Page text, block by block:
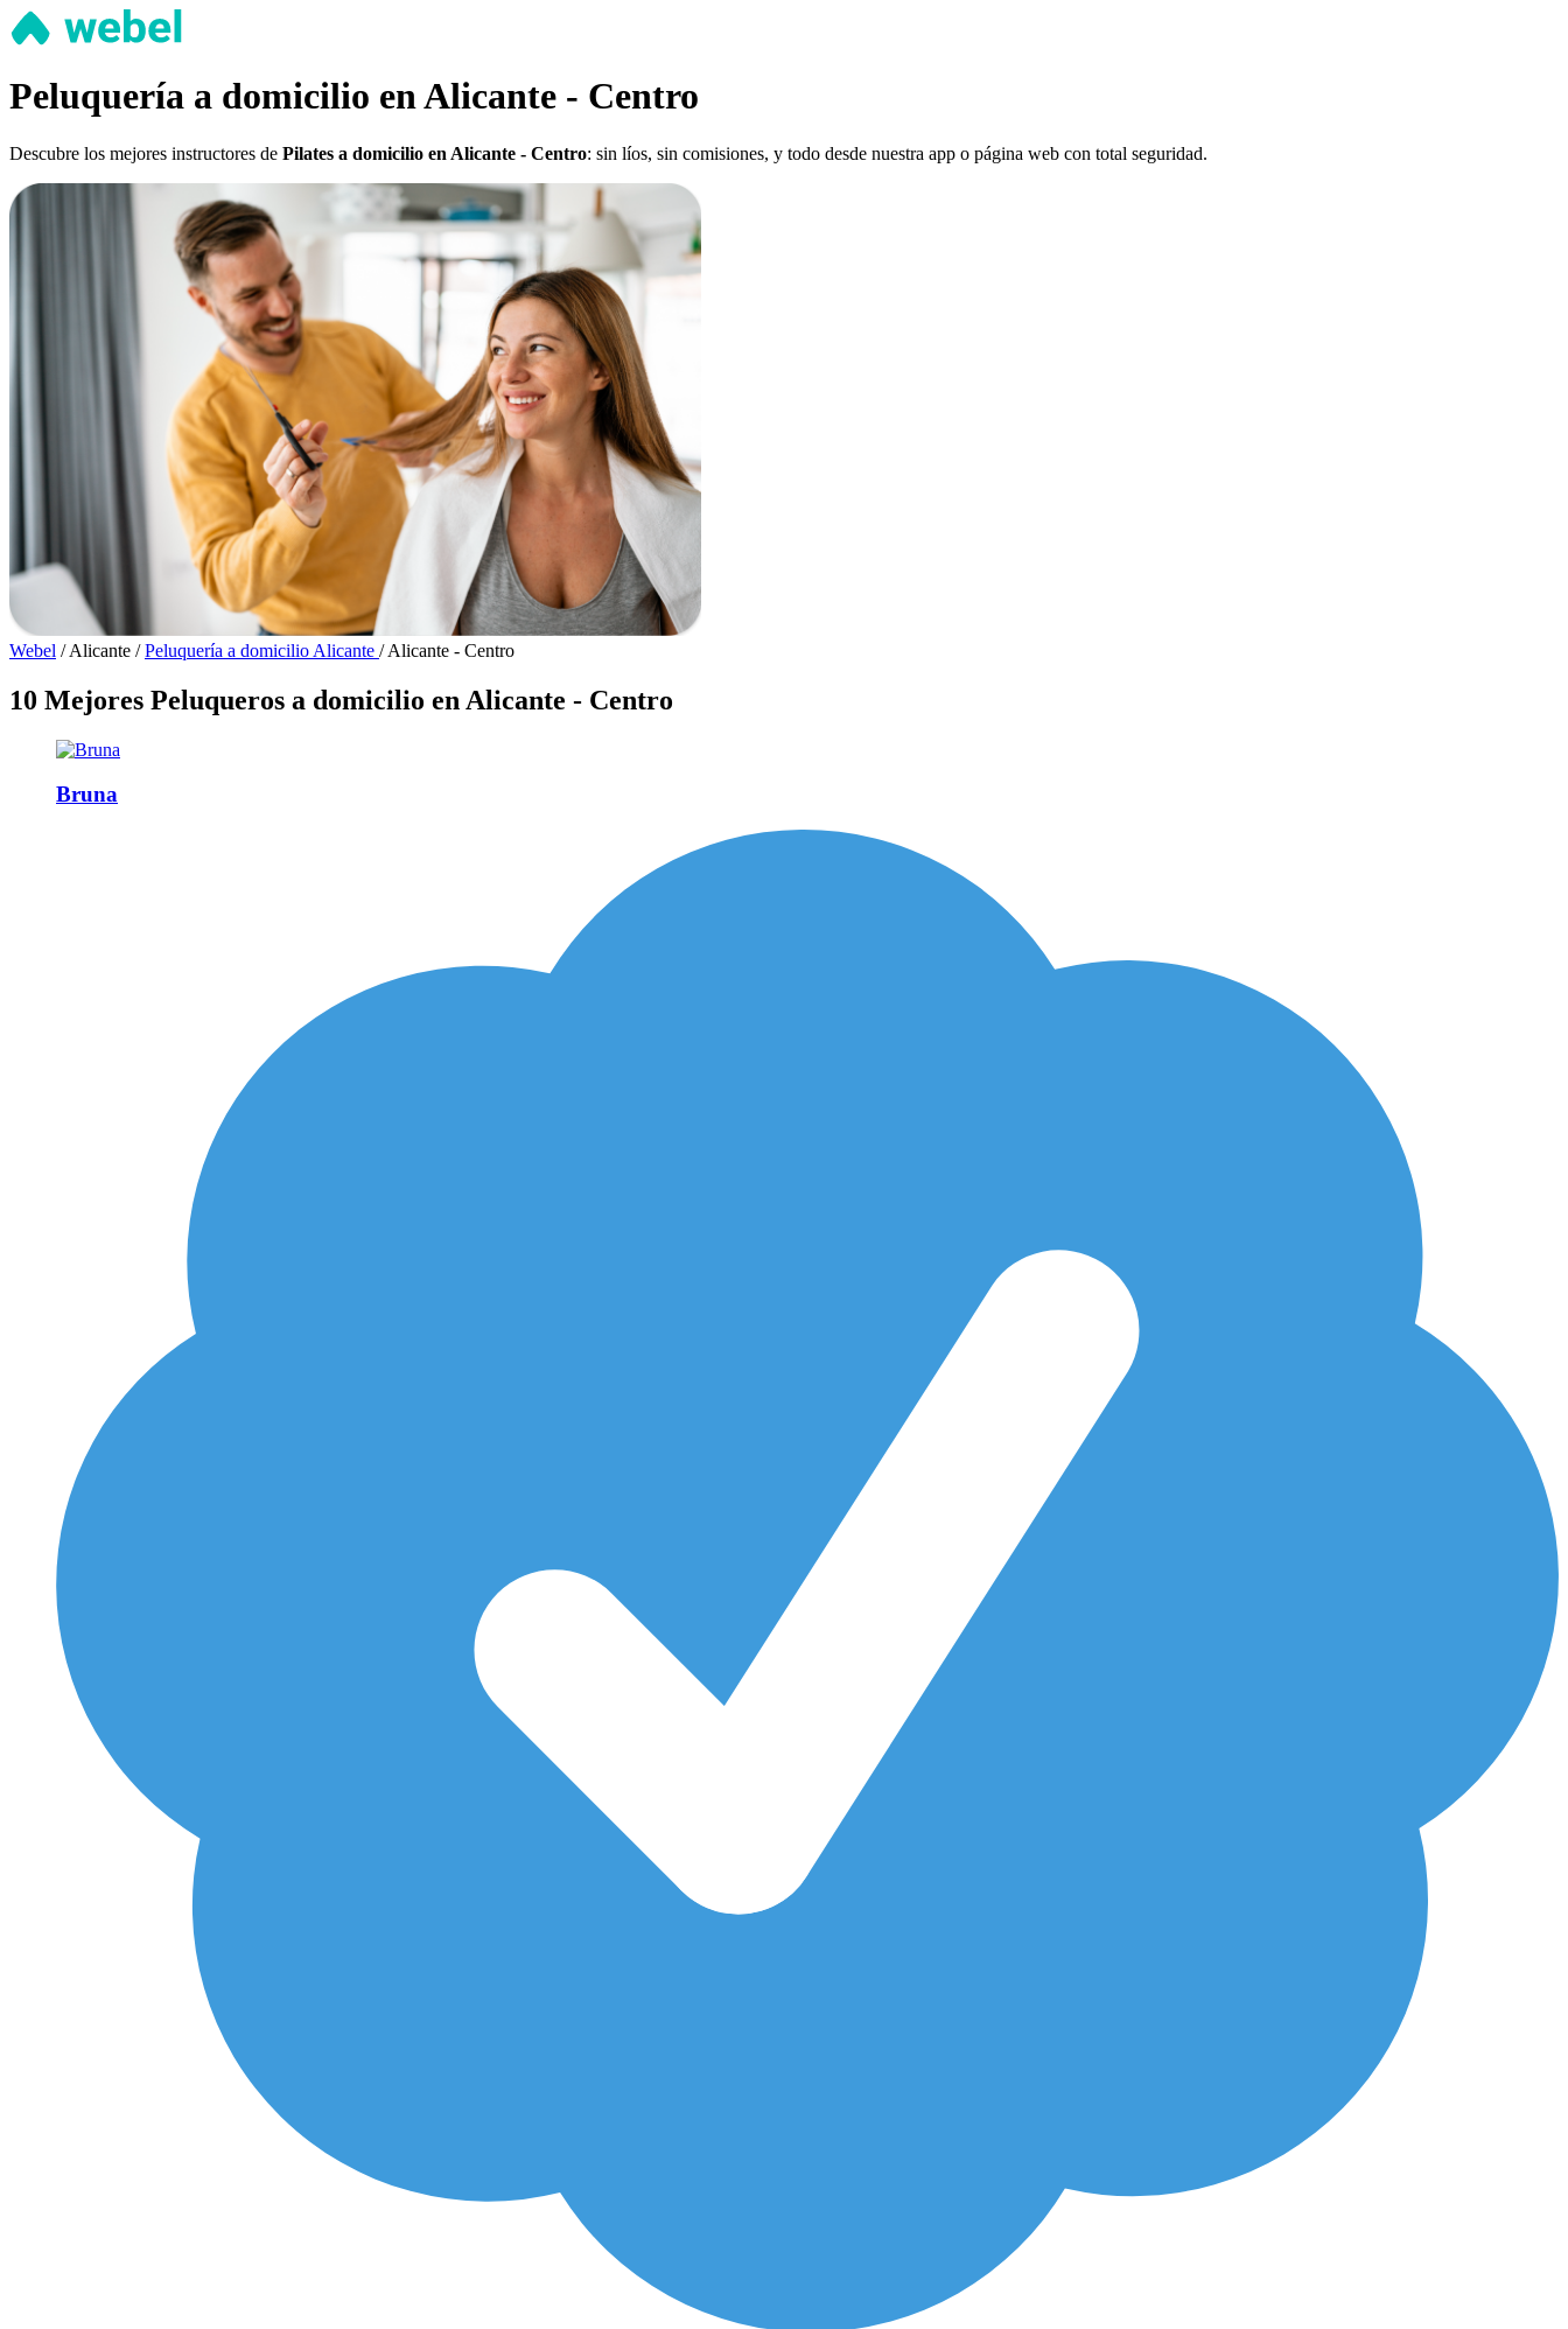
Peluquería a domicilio en Alicante - Centro
Descubre los mejores instructores de Pilates a domicilio en Alicante - Centro: sin líos, sin comisiones, y todo desde nuestra app o página web con total seguridad.
Webel / Alicante / Peluquería a domicilio Alicante / Alicante - Centro
10 Mejores Peluqueros a domicilio en Alicante - Centro
Bruna